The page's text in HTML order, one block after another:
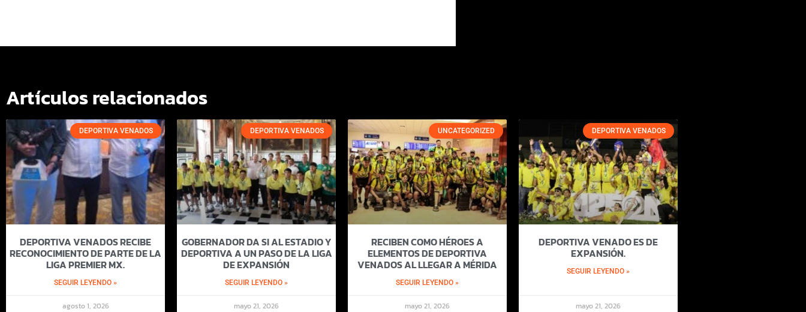
Artículos relacionados
DEPORTIVA VENADOS
DEPORTIVA VENADOS RECIBE
RECONOCIMIENTO DE PARTE DE LA
LIGA PREMIER MX.
SEGUIR LEYENDO »
agosto 1, 2026
DEPORTIVA VENADOS
GOBERNADOR DA SI AL ESTADIO Y
DEPORTIVA A UN PASO DE LA LIGA
DE EXPANSIÓN
SEGUIR LEYENDO »
mayo 21, 2026
UNCATEGORIZED
RECIBEN COMO HÉROES A
ELEMENTOS DE DEPORTIVA
VENADOS AL LLEGAR A MÉRIDA
SEGUIR LEYENDO »
mayo 21, 2026
DEPORTIVA VENADOS
DEPORTIVA VENADO ES DE
EXPANSIÓN.
SEGUIR LEYENDO »
mayo 21, 2026